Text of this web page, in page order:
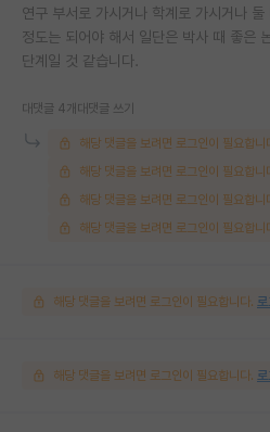
연구 부서로 가시거나 학계로 가시거나
정도는 되어야 해서 일단은 박사 때 좋은
단계일 것 같습니다.
대댓글 4개 대댓글 쓰기
해당 댓글을 보려면 로그인이 필요합니
해당 댓글을 보려면 로그인이 필요합니
해당 댓글을 보려면 로그인이 필요합니
해당 댓글을 보려면 로그인이 필요합니
해당 댓글을 보려면 로그인이 필요합니다.
해당 댓글을 보려면 로그인이 필요합니다.